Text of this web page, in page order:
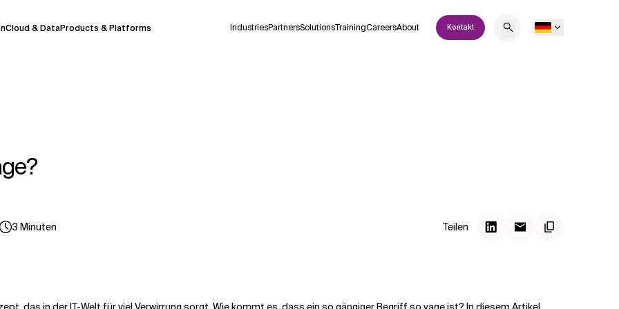
Cloud & DataProducts & Platforms IndustriesPartnersSolutionsTrainingCareersAbout Kontakt
bevor Sie Entscheidungen treffen oder
3 Minuten Teilen